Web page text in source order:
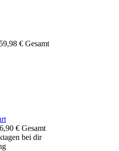
€ Gesamt
€ Gesamt
bei dir